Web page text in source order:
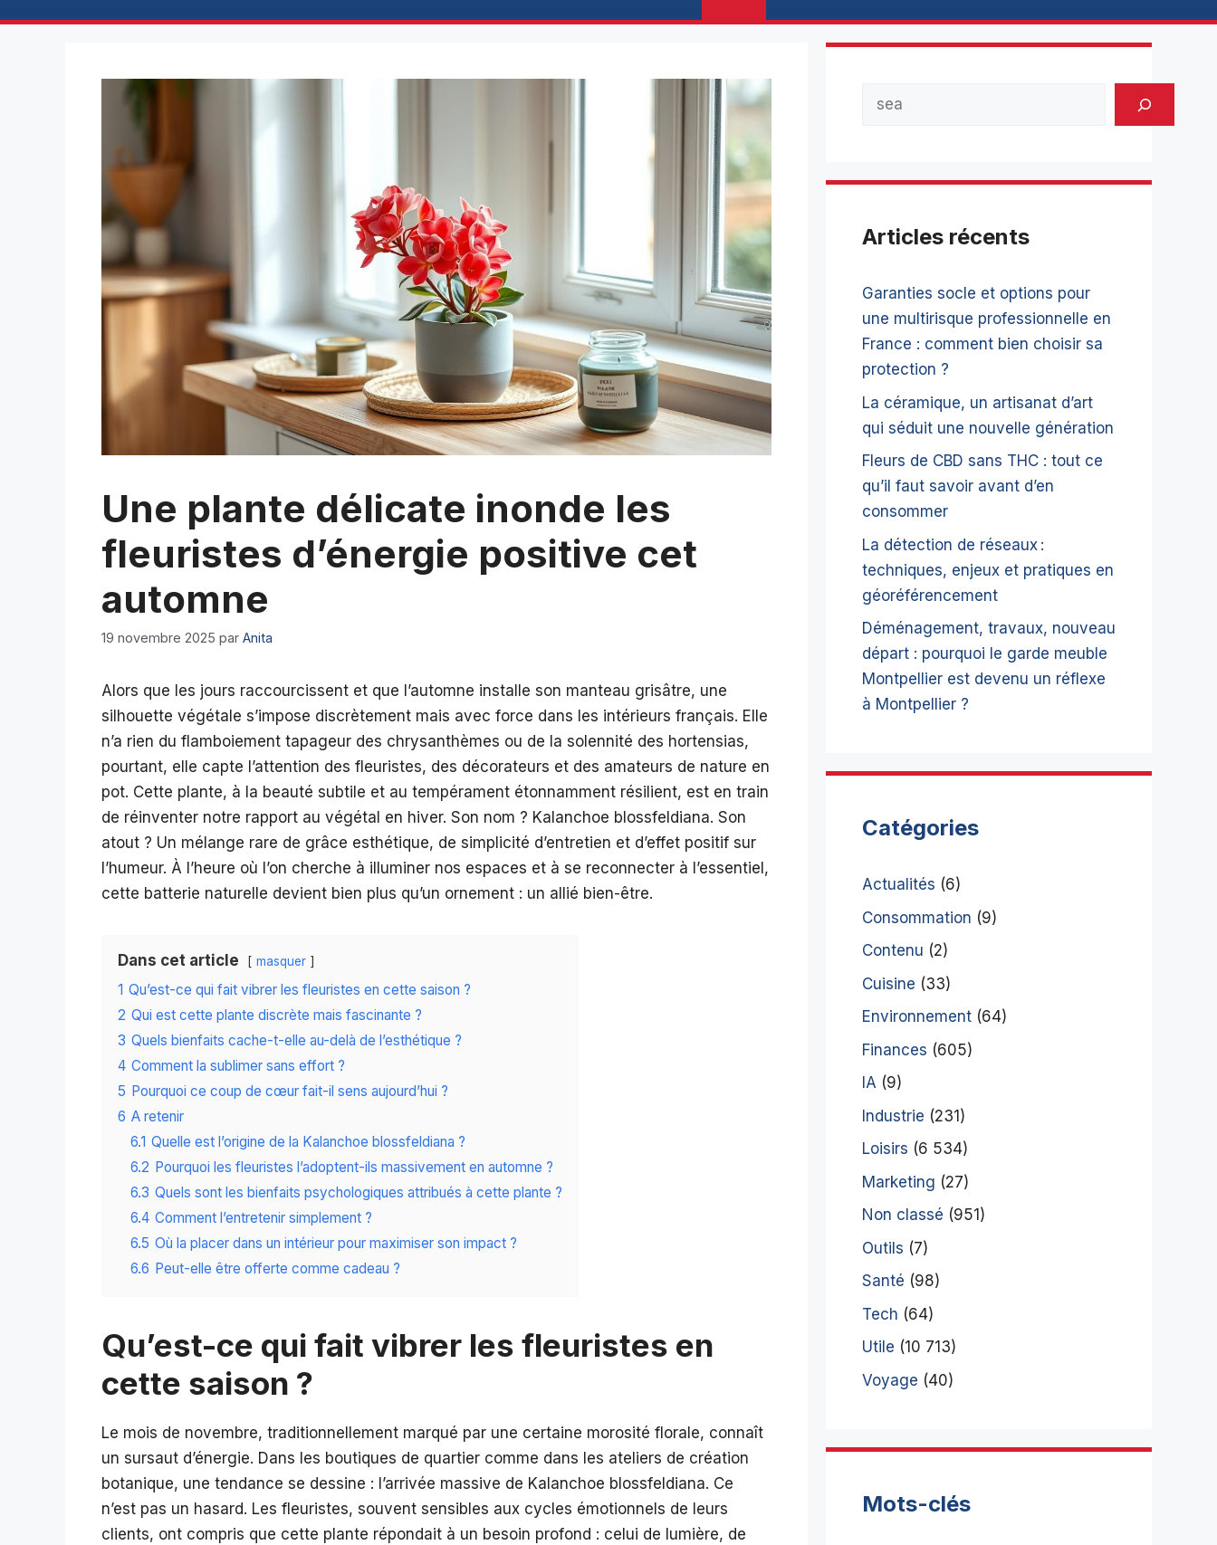
Une plante délicate inonde les
fleuristes d’énergie positive cet
automne
19 novembre 2025 par Anita
Alors que les jours raccourcissent et que l’automne installe son manteau grisâtre, une
silhouette végétale s’impose discrètement mais avec force dans les intérieurs français. Elle
n’a rien du flamboiement tapageur des chrysanthèmes ou de la solennité des hortensias,
pourtant, elle capte l’attention des fleuristes, des décorateurs et des amateurs de nature en
pot. Cette plante, à la beauté subtile et au tempérament étonnamment résilient, est en train
de réinventer notre rapport au végétal en hiver. Son nom ? Kalanchoe blossfeldiana. Son
atout ? Un mélange rare de grâce esthétique, de simplicité d’entretien et d’effet positif sur
l’humeur. À l’heure où l’on cherche à illuminer nos espaces et à se reconnecter à l’essentiel,
cette batterie naturelle devient bien plus qu’un ornement : un allié bien-être.
Dans cet article masquer
1 Qu’est-ce qui fait vibrer les fleuristes en cette saison ?
2 Qui est cette plante discrète mais fascinante ?
3 Quels bienfaits cache-t-elle au-delà de l’esthétique ?
4 Comment la sublimer sans effort ?
5 Pourquoi ce coup de cœur fait-il sens aujourd’hui ?
6 A retenir
6.1 Quelle est l’origine de la Kalanchoe blossfeldiana ?
6.2 Pourquoi les fleuristes l’adoptent-ils massivement en automne ?
6.3 Quels sont les bienfaits psychologiques attribués à cette plante ?
6.4 Comment l’entretenir simplement ?
6.5 Où la placer dans un intérieur pour maximiser son impact ?
6.6 Peut-elle être offerte comme cadeau ?
Qu’est-ce qui fait vibrer les fleuristes en
cette saison ?
Le mois de novembre, traditionnellement marqué par une certaine morosité florale, connaît
un sursaut d’énergie. Dans les boutiques de quartier comme dans les ateliers de création
botanique, une tendance se dessine : l’arrivée massive de Kalanchoe blossfeldiana. Ce
n’est pas un hasard. Les fleuristes, souvent sensibles aux cycles émotionnels de leurs
clients, ont compris que cette plante répondait à un besoin profond : celui de lumière, de
Articles récents
Garanties socle et options pour
une multirisque professionnelle en
France : comment bien choisir sa
protection ?
La céramique, un artisanat d’art
qui séduit une nouvelle génération
Fleurs de CBD sans THC : tout ce
qu’il faut savoir avant d’en
consommer
La détection de réseaux :
techniques, enjeux et pratiques en
géoréférencement
Déménagement, travaux, nouveau
départ : pourquoi le garde meuble
Montpellier est devenu un réflexe
à Montpellier ?
Catégories
Actualités (6)
Consommation (9)
Contenu (2)
Cuisine (33)
Environnement (64)
Finances (605)
IA (9)
Industrie (231)
Loisirs (6 534)
Marketing (27)
Non classé (951)
Outils (7)
Santé (98)
Tech (64)
Utile (10 713)
Voyage (40)
Mots-clés